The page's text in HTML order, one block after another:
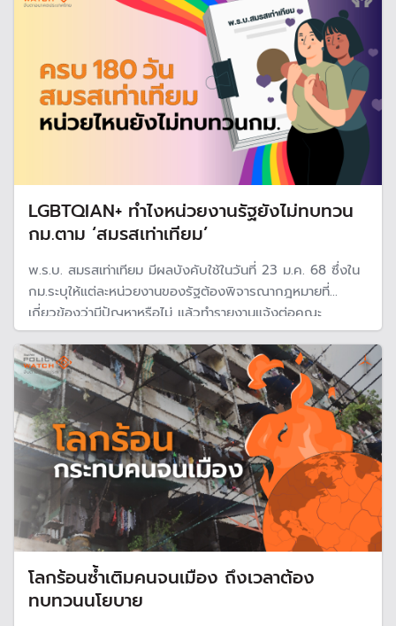
LGBTQIAN+ ทำไงหน่วยงานรัฐยังไม่ทบทวน
กม.ตาม ‘สมรสเท่าเทียม’
พ.ร.บ. สมรสเท่าเทียม มีผลบังคับใช้ในวันที่ 23 ม.ค. 68 ซึ่งใน
กม.ระบุให้แต่ละหน่วยงานของรัฐต้องพิจารณากฎหมายที่
เกี่ยวข้องว่ามีปัญหาหรือไม่ แล้วทำรายงานแจ้งต่อคณะ
รัฐมนตรี ภายใน 180 วัน เพื่อแก้ไขกฏหมายให้สอดคล้องกัน
ซึ่งเท่ากับว่าจะสิ้นสุดกรอบระยะเวลาวันที่ 21 ก.ค. 68 แต่บาง
หน่วยงานยังไม่ได้ดำเนินการ
โลกร้อนซ้ำเติมคนจนเมือง ถึงเวลาต้อง
ทบทวนนโยบาย